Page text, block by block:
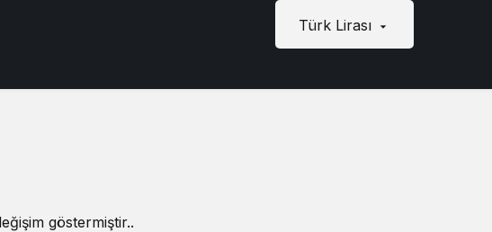
Türk Lirası
göstermiştir..